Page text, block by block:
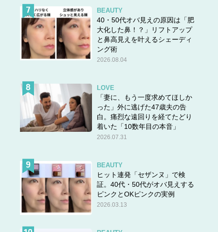
BEAUTY
40・50代オバ見えの原因は「肥
大化した鼻！？」リフトアップ
と鼻高見えを叶えるシェーディ
ング術
2026.08.04
LOVE
「妻に、もう一度求めてほしか
った」外に逃げた47歳夫の告
白。痛烈な遠回りを経てたどり
着いた「10数年目の本音」
2026.07.31
BEAUTY
ヒット連発「セザンヌ」で検
証。40代・50代がオバ見えする
ピンクとOKピンクの実例
2026.03.13